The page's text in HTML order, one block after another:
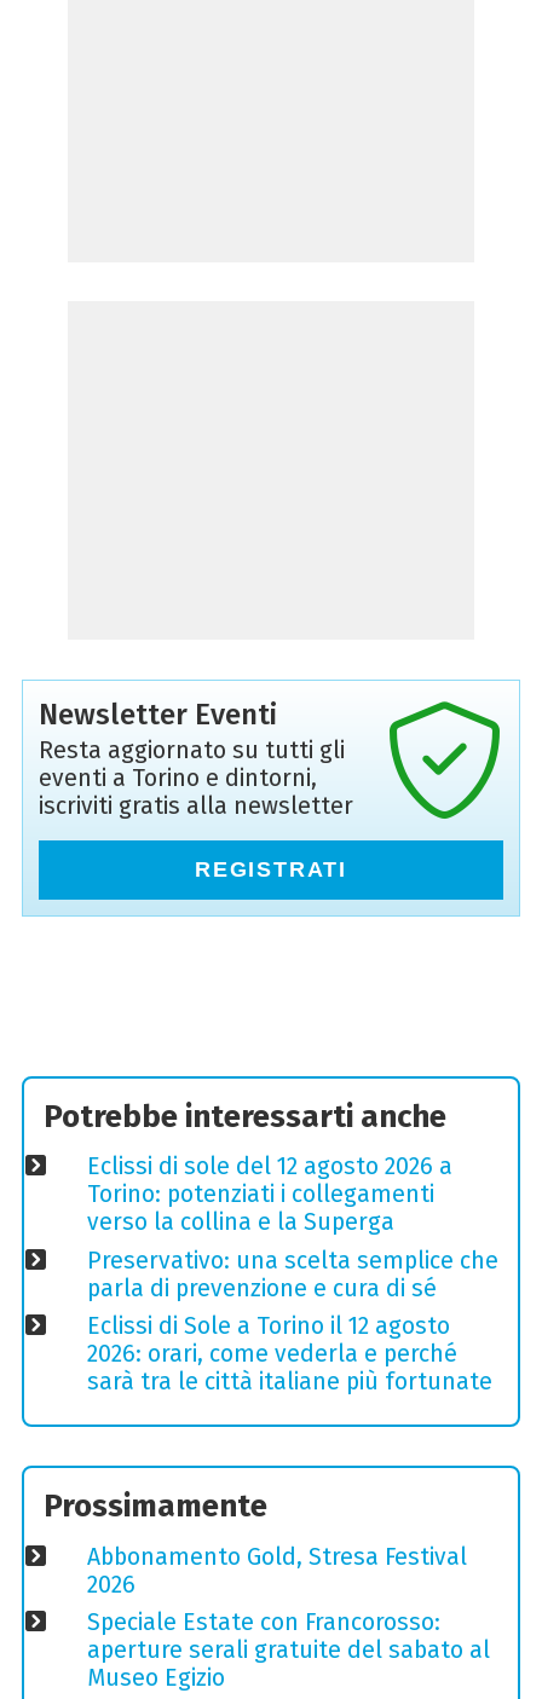
Newsletter Eventi
Resta aggiornato su tutti gli
eventi a Torino e dintorni,
iscriviti gratis alla newsletter
REGISTRATI
Potrebbe interessarti anche
Eclissi di sole del 12 agosto 2026 a
Torino: potenziati i collegamenti
verso la collina e la Superga
Preservativo: una scelta semplice che
parla di prevenzione e cura di sé
Eclissi di Sole a Torino il 12 agosto
2026: orari, come vederla e perché
sarà tra le città italiane più fortunate
Prossimamente
Abbonamento Gold, Stresa Festival
2026
Speciale Estate con Francorosso:
aperture serali gratuite del sabato al
Museo Egizio